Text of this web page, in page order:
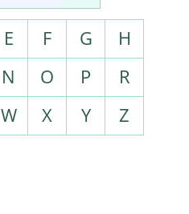
E F G
H
N O P
R
W X Y Z